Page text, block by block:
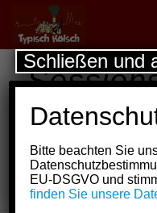
Reiter-
von
1925
Bitte beachten Sie
EU-DSGVO und
finden Sie unsere
Schließen und